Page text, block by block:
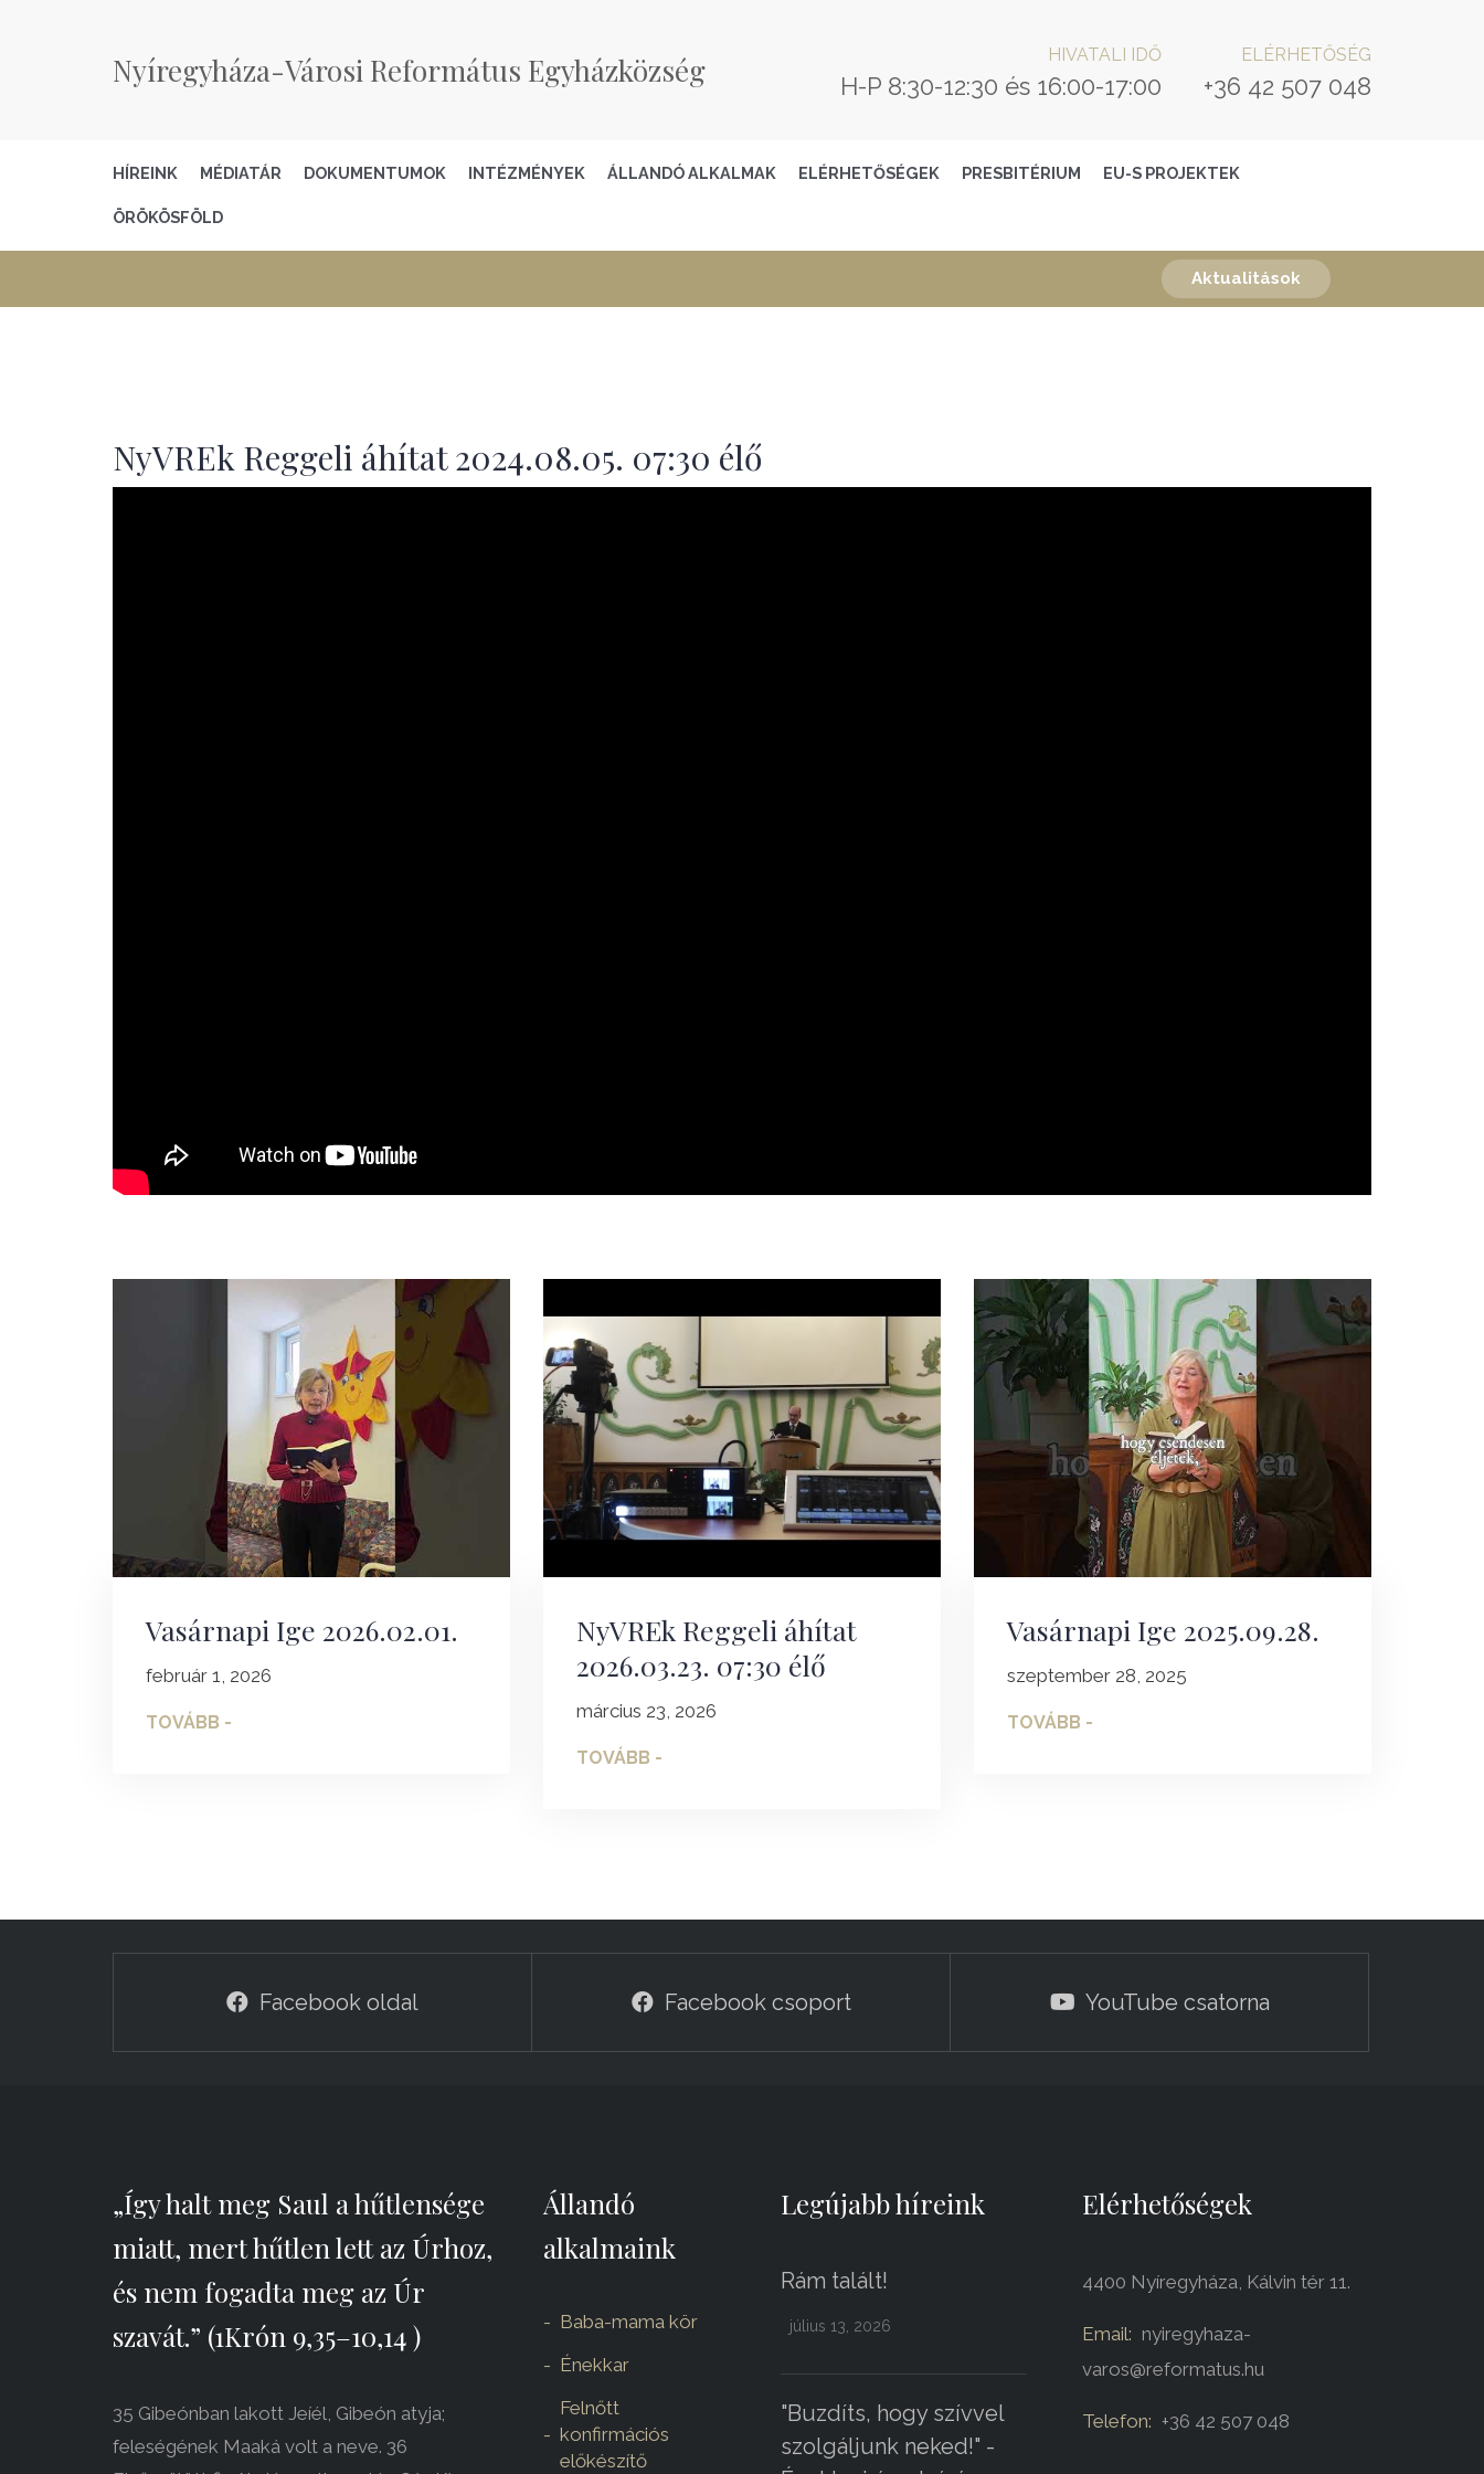
Nyíregyháza-Városi Református Egyházközség HIVATALI IDŐ
H-P 8:30-12:30 és 16:00-17:00
ELÉRHETŐSÉG
+36 42 507 048
HÍREINK MÉDIATÁR DOKUMENTUMOK INTÉZMÉNYEK ÁLLANDÓ ALKALMAK ELÉRHETŐSÉGEK PRESBITÉRIUM EU-S PROJEKTEK
ÖRÖKÖSFÖLD
Aktualitások
NyVREk Reggeli áhítat 2024.08.05. 07:30 élő
Vasárnapi Ige 2026.02.01.
február 1, 2026
TOVÁBB -
NyVREk Reggeli áhítat
2026.03.23. 07:30 élő
március 23, 2026
TOVÁBB -
Vasárnapi Ige 2025.09.28.
szeptember 28, 2025
TOVÁBB -
Facebook oldal Facebook csoport YouTube csatorna
„Így halt meg Saul a hűtlensége
miatt, mert hűtlen lett az Úrhoz,
és nem fogadta meg az Úr
szavát.” (1Krón 9,35–10,14 )
35 Gibeónban lakott Jeíél, Gibeón atyja;
feleségének Maaká volt a neve. 36
Állandó
alkalmaink
Baba-mama kör
Énekkar
Felnőtt
konfirmációs
előkészítő
Legújabb híreink
Rám talált!
július 13, 2026
"Buzdíts, hogy szívvel
szolgáljunk neked!" -
Elérhetőségek
4400 Nyíregyháza, Kálvin tér 11.
Email: nyiregyhaza-
varos@reformatus.hu
Telefon: +36 42 507 048